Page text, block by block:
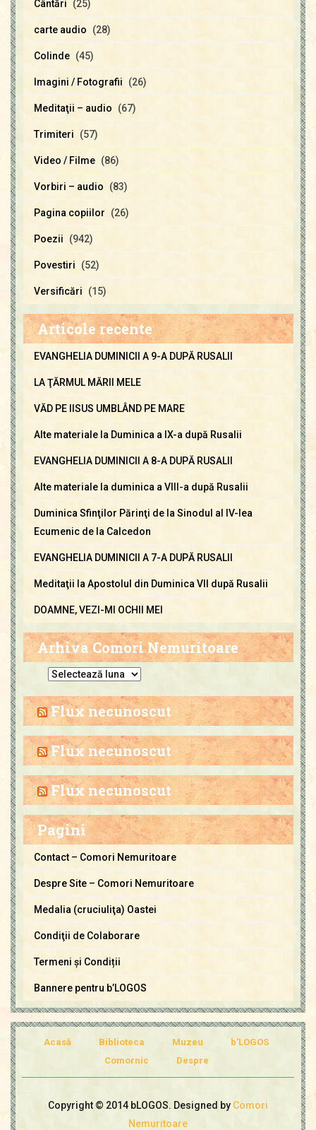
Cântări (25)
carte audio (28)
Colinde (45)
Imagini / Fotografii (26)
Meditaţii – audio (67)
Trimiteri (57)
Video / Filme (86)
Vorbiri – audio (83)
Pagina copiilor (26)
Poezii (942)
Povestiri (52)
Versificări (15)
Articole recente
EVANGHELIA DUMINICII A 9-A DUPĂ RUSALII
LA ŢĂRMUL MĂRII MELE
VĂD PE IISUS UMBLÂND PE MARE
Alte materiale la Duminica a IX-a după Rusalii
EVANGHELIA DUMINICII A 8-A DUPĂ RUSALII
Alte materiale la duminica a VIII-a după Rusalii
Duminica Sfinţilor Părinţi de la Sinodul al IV-lea
Ecumenic de la Calcedon
EVANGHELIA DUMINICII A 7-A DUPĂ RUSALII
Meditaţii la Apostolul din Duminica VII după Rusalii
DOAMNE, VEZI-MI OCHII MEI
Arhiva Comori Nemuritoare
h
i
a
C
o
m
i
u
o
e
Flux necunoscut
Flux necunoscut
Flux necunoscut
Pagini
Contact – Comori Nemuritoare
Despre Site – Comori Nemuritoare
Medalia (cruciuliţa) Oastei
Condiţii de Colaborare
Termeni și Condiții
Bannere pentru b’LOGOS
Acasă Biblioteca Muzeu
b'LOGOS
Comornic
Despre
Copyright © 2014 bLOGOS. Designed by Comori
Nemuritoare